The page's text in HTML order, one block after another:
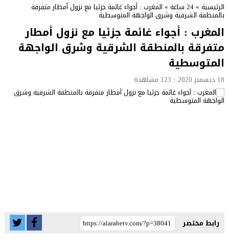
الرئيسية »24 ساعة »المغرب : أجواء غائمة جزئيا مع نزول أمطار متفرقة
بالمنطقة الشرقية وشرق الواجهة المتوسطية
المغرب : أجواء غائمة جزئيا مع نزول أمطار
متفرقة بالمنطقة الشرقية وشرق الواجهة
المتوسطية
18 ديسمبر 2020 123 مشاهدة
رابط مختصر